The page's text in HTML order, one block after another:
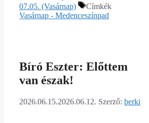
07.05. (Vasárnap)
Címkék
Vasárnap - Medenceszínpad
Bíró Eszter: Előttem
van észak!
2026.06.15.2026.06.12. Szerző: berki